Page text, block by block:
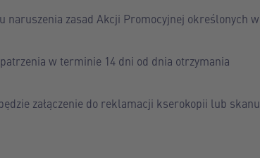
naruszenia zasad Akcji Promocyjnej określonych w
w terminie 14 dni od dnia otrzymania
załączenie do reklamacji kserokopii lub skanu